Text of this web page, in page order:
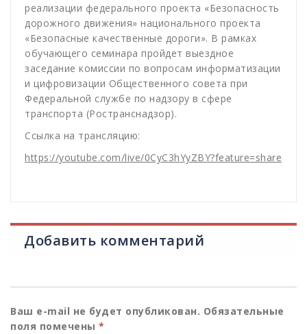
реализации федерального проекта «Безопасность
дорожного движения» национального проекта
«Безопасные качественные дороги». В рамках
обучающего семинара пройдет выездное
заседание комиссии по вопросам информатизации
и цифровизации Общественного совета при
Федеральной службе по надзору в сфере
транспорта (Ространснадзор).
Ссылка на трансляцию:
https://youtube.com/live/0CyC3hYyZBY?feature=share
Добавить комментарий
Ваш e-mail не будет опубликован. Обязательные
поля помечены *